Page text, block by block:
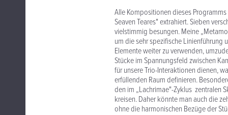
Alle Kompositionen dieses
Seaven Teares" extrahiert. Sieben
vielstimmig besungen. Meine
um die sehr spezifische
Elemente weiter zu verwenden,
Stücke im Spannungsfeld zwischen
für unsere Trio-Interaktionen dienen,
erfüllenden Raum definieren.
den im „Lachrimae"-Zyklus zentralen
kreisen. Daher könnte man auch die
ohne die harmonischen Bezüge der